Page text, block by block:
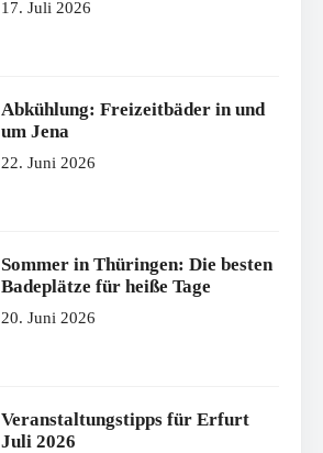
17. Juli 2026
Abkühlung: Freizeitbäder in und
um Jena
22. Juni 2026
Sommer in Thüringen: Die besten
Badeplätze für heiße Tage
20. Juni 2026
Veranstaltungstipps für Erfurt
Juli 2026